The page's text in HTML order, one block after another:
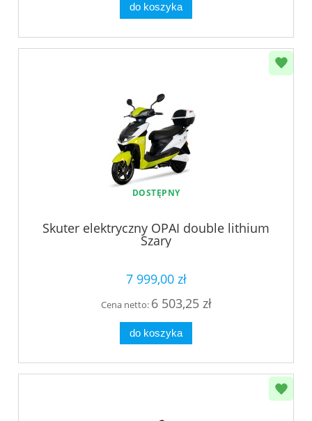
do koszyka
DOSTĘPNY
Skuter elektryczny OPAI double lithium
Szary
7 999,00 zł
Cena netto: 6 503,25 zł
do koszyka